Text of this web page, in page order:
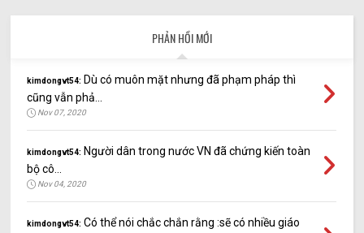
PHẢN HỒI MỚI
kimdongvt54: Dù có muôn mặt nhưng đã phạm pháp thì
cũng vẫn phả...
Nov 07, 2020
kimdongvt54: Người dân trong nước VN đã chứng kiến toàn
bộ cô...
Nov 04, 2020
kimdongvt54: Có thể nói chắc chắn rằng :sẽ có nhiều giáo